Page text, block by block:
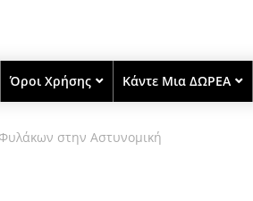
Όροι Χρήσης Κάντε Μια ΔΩΡΕΑ
στην Αστυνομική